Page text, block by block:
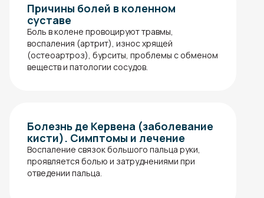
Причины болей в коленном
суставе
Боль в колене провоцируют травмы,
воспаления (артрит), износ хрящей
(остеоартроз), бурситы, проблемы с обменом
веществ и патологии сосудов.
Болезнь де Кервена (заболевание
кисти). Симптомы и лечение
Воспаление связок большого пальца руки,
проявляется болью и затруднениями при
отведении пальца.